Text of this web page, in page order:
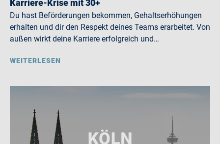
Karriere-Krise mit 30+
Du hast Beförderungen bekommen, Gehaltserhöhungen
erhalten und dir den Respekt deines Teams erarbeitet. Von
außen wirkt deine Karriere erfolgreich und…
WEITERLESEN